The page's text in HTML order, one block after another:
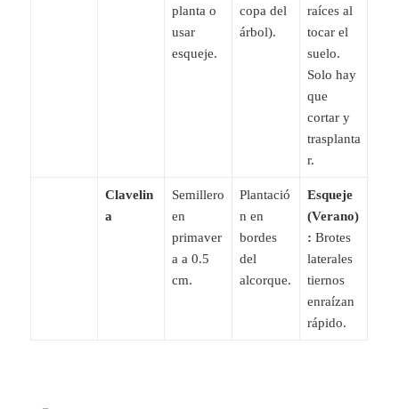
planta o
usar
esqueje.
copa del
árbol).
raíces al
tocar el
suelo.
Solo hay
que
cortar y
trasplanta
r.
Clavelin
a
Semillero
en
primaver
a a 0.5
cm.
Plantació
n en
bordes
del
alcorque.
Esqueje
(Verano)
: Brotes
laterales
tiernos
enraízan
rápido.